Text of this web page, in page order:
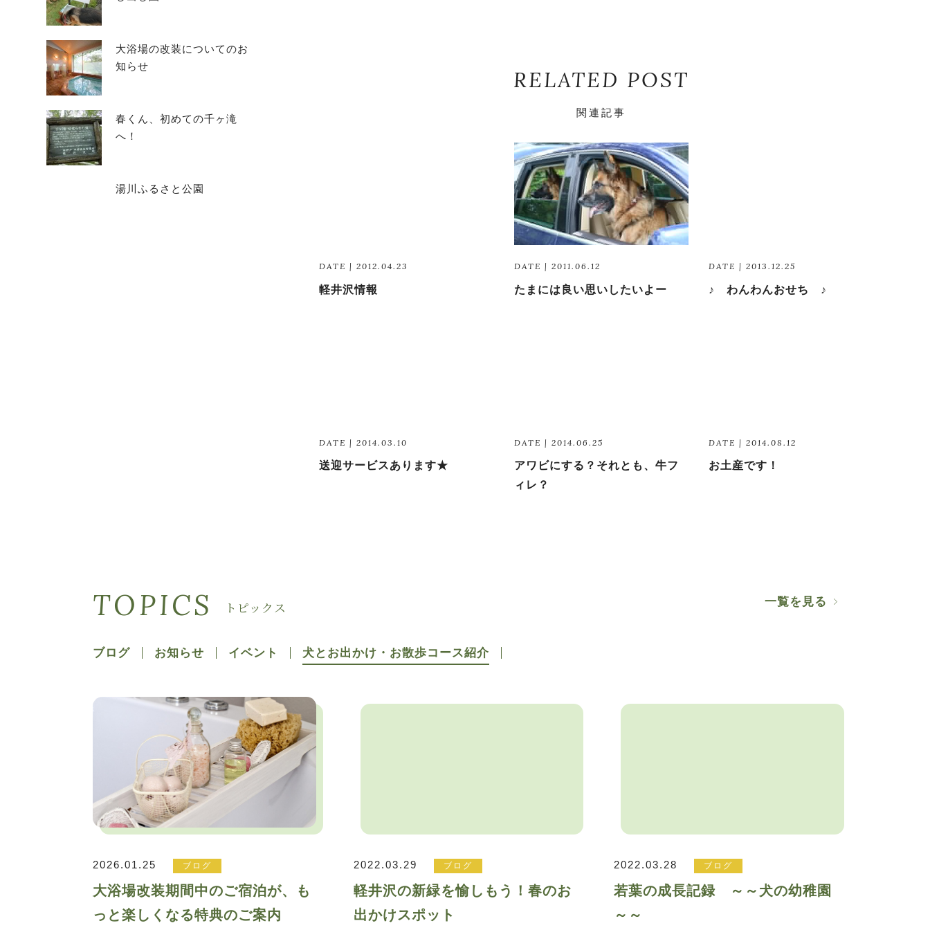
RELATED POST
関連記事
DATE | 2012.04.23
軽井沢情報
DATE | 2011.06.12
たまには良い思いしたいよー
DATE | 2013.12.25
♪ わんわんおせち ♪
DATE | 2014.03.10
送迎サービスあります★
DATE | 2014.06.25
アワビにする？それとも、牛フ
ィレ？
DATE | 2014.08.12
お土産です！
大浴場の改装についてのお
知らせ
春くん、初めての千ヶ滝
へ！
湯川ふるさと公園
TOPICS トピックス
ブログ お知らせ イベント 犬とお出かけ・お散歩コース紹介
2026.01.25 ブログ
大浴場改装期間中のご宿泊が、も
っと楽しくなる特典のご案内
2022.03.29 ブログ
軽井沢の新緑を愉しもう！春のお
出かけスポット
2022.03.28 ブログ
若葉の成長記録 ～～犬の幼稚園
～～
一覧を見る